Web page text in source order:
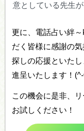
意としている先生が
更に、電話占い絆
だく皆様に感謝の
探しの応援といた
進呈いたします！
この機会に是非、
お試しください！